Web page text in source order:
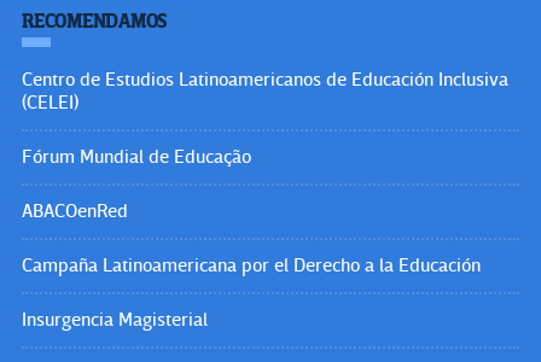
RECOMENDAMOS
Centro de Estudios Latinoamericanos de Educación Inclusiva
(CELEI)
Fórum Mundial de Educação
ABACOenRed
Campaña Latinoamericana por el Derecho a la Educación
Insurgencia Magisterial